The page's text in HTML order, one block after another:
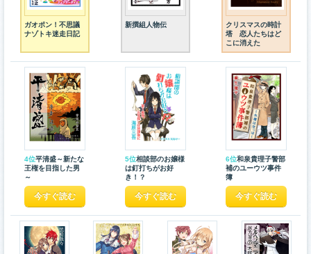
ガオポン！不思議
ナゾトキ迷走日記
新撰組人物伝
クリスマスの時計
塔 恋人たちはど
こに消えた
4位平清盛～新たな
王権を目指した男
～
今すぐ読む
5位相談部のお嬢様
は釘打ちがお好
き！？
今すぐ読む
6位和泉貴理子警部
補のユーウツ事件
簿
今すぐ読む